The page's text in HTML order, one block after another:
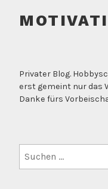
Privater Blog.
erst gemeint nur das
Danke fürs
nach: